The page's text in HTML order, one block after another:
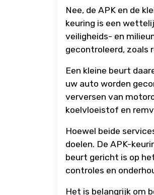
Nee, de APK en de
keuring is een
veiligheids- en
gecontroleerd, zoals
Een kleine beurt
uw auto worden
verversen van
koelvloeistof en
Hoewel beide
doelen. De APK-
beurt gericht is op
controles en
Het is belangrijk om